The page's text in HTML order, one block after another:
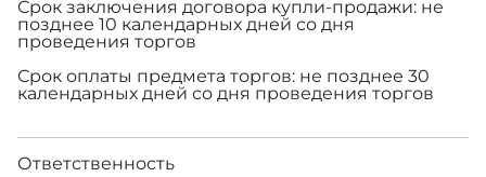
Срок заключения договора купли-продажи: не
позднее 10 календарных дней со дня
проведения торгов
Срок оплаты предмета торгов: не позднее 30
календарных дней со дня проведения торгов
Ответственность